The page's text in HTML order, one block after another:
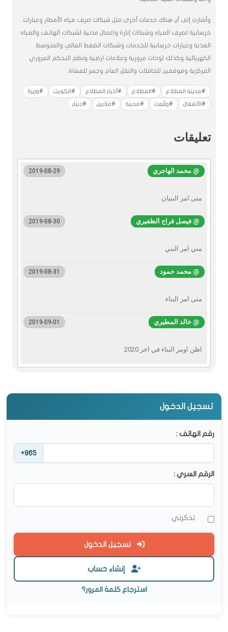
وأشارت إلى أن هناك خدمات أخرى مثل شبكات صرف مياه الأمطار وعبارات
خرسانية لصرف المياه وشبكات إنارة واعمال مدنية لشبكات الهاتف والمياه
العذبة وعبارات خرسانية للخدمات وشبكات الضغط العالي والمتوسط
الكهربائية وكذلك لوحات مرورية وعلامات ارضية ونظم التحكم المروري
المركزية وموقفين للحافلات والنقل العام وجسر للمشاة.
#مدينة المطلاع #المطلاع #أخبار المطلاع #الكويت #وزيرة
#الأشغال #وقّعت #مدينة #ملايين #دينار
تعليقات
@ محمد الهاجري 2019-08-29
متى امر البنيان
@ فيصل فراج الظفيري 2019-08-30
متي امر البني
@ محمد حمود 2019-08-31
متى امر البناء
@ خالد المطيري 2019-09-01
اظن اومر البناء في اخر 2020
تسجيل الدخول
رقم الهاتف :
+965
الرقم السري :
تذكرني
تسجيل الدخول
إنشاء حساب
استرجاع كلمة المرور؟